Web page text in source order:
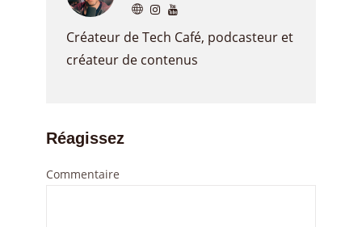
Créateur de Tech Café, podcasteur et
créateur de contenus
Réagissez
Commentaire